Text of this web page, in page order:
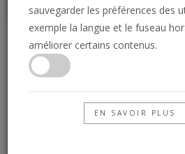
L’exploit
Êtes-vous un croyant
chrétiens d’aujourd’hui
l’affirmative, mais comment
sauvegarder les préférences des
exemple la langue et le fuseau
améliorer certains contenus.
EN SAVOIR PLUS